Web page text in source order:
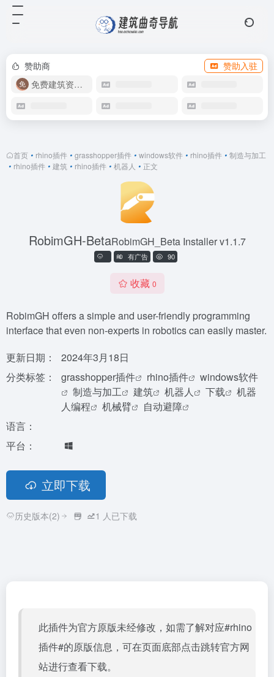
赞助商
赞助入驻
免费建筑资源库
首页 • rhino插件 • grasshopper插件 • windows软件 • rhino插件 • 制造与加工
• rhino插件 • 建筑 • rhino插件 • 机器人 • 正文
RobimGH-BetaRobimGH_Beta Installer v1.1.7
有广告 90
收藏 0
RobimGH offers a simple and user-friendly programming
interface that even non-experts in robotics can easily master.
更新日期：
2024年3月18日
分类标签：
grasshopper插件 rhino插件
windows软件
制造与加工
建筑 机器人 下载
机器
人编程
机械臂
自动避障
语言：
平台：
立即下载
历史版本(2) 1 人已下载
此插件为官方原版未经修改，如需了解对应#rhino
插件#的原版信息，可在页面底部点击跳转官方网
站进行查看下载。